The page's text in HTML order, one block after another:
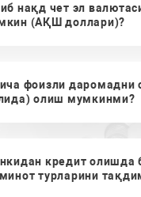
нақд чет эл
(АҚШ доллари)?
фоизли даромадни
олиш мумкинми?
кредит олишда
турларини